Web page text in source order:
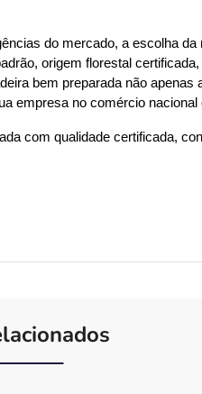
do mercado, a escolha
origem florestal
bem preparada não apenas
empresa no comércio nacional
com qualidade certificada,